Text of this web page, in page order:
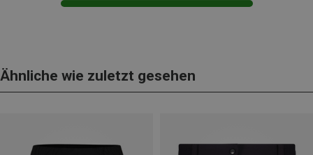
Ähnliche wie zuletzt gesehen